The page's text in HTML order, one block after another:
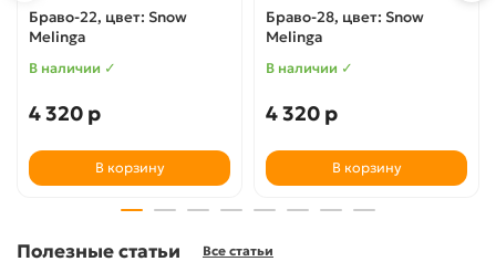
Браво-22, цвет: Snow
Melinga
В наличии ✓
4 320 р
В корзину
Браво-28, цвет: Snow
Melinga
В наличии ✓
4 320 р
В корзину
Полезные статьи Все статьи